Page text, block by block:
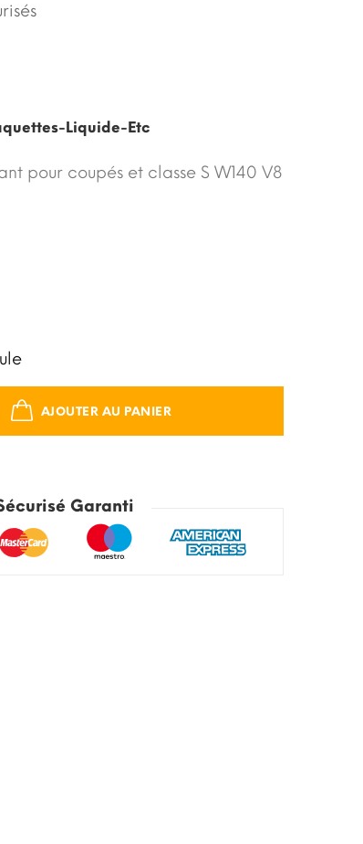
Liquide-Etc
pour coupés et classe S W140 V8
AJOUTER AU PANIER
Garanti